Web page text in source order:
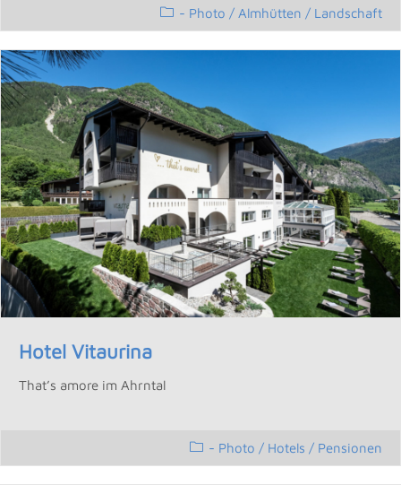
- Photo / Almhütten / Landschaft
Hotel Vitaurina
That’s amore im Ahrntal
- Photo / Hotels / Pensionen